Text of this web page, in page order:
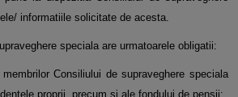
informatiile solicitate de acesta.
speciala are urmatoarele obligatii:
Consiliului de supraveghere speciala
proprii, precum si ale fondului de pensii;